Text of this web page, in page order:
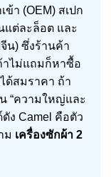
า (OEM) สเปก
แต่ละล็อต และ
น) ซึ่งร้านค้า
ไม่แถมก็หาซื้อ
ด้สมราคา ถ้า
“ความใหญ่และ
ง Camel คือตัว
ม เครื่องซักผ้า 2